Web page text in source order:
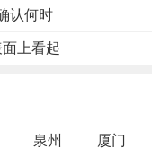
认何时
上看起
泉州 厦门